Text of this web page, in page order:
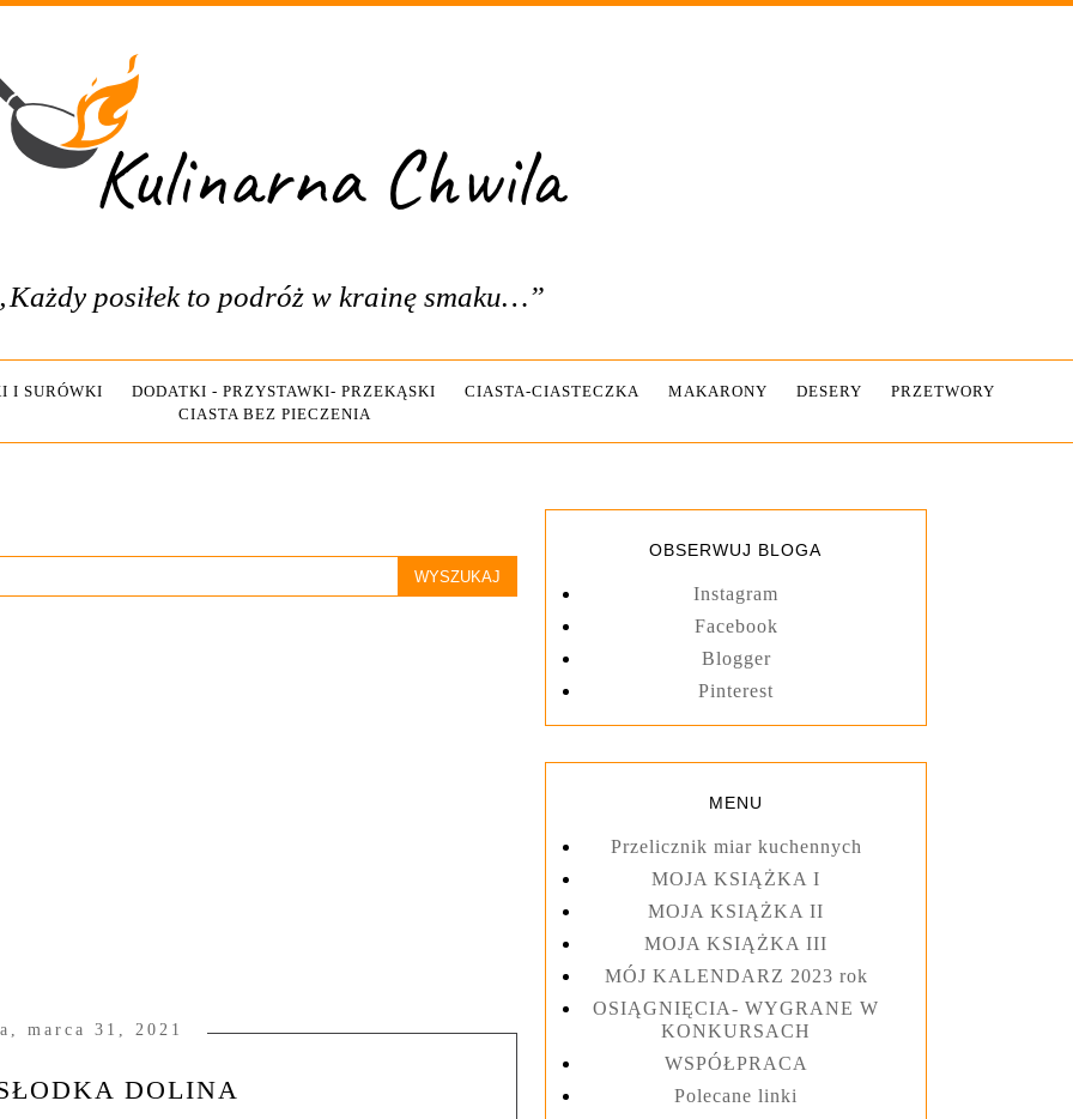
posiłek to podróż w krainę smaku…”
I SURÓWKI DODATKI - PRZYSTAWKI- PRZEKĄSKI CIASTA-CIASTECZKA MAKARONY DESERY
PRZETWORY
CIASTA BEZ PIECZENIA
marca 31, 2021
DOLINA
OBSERWUJ BLOGA
Instagram
Facebook
Blogger
Pinterest
MENU
Przelicznik miar kuchennych
MOJA KSIĄŻKA I
MOJA KSIĄŻKA II
MOJA KSIĄŻKA III
MÓJ KALENDARZ 2023 rok
OSIĄGNIĘCIA- WYGRANE W
KONKURSACH
WSPÓŁPRACA
Polecane linki